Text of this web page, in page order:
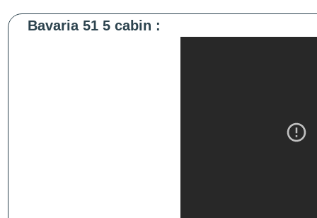
Bavaria 51 5 cabin :